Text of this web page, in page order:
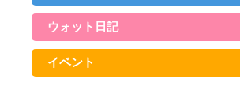
ウォット日記
イベント